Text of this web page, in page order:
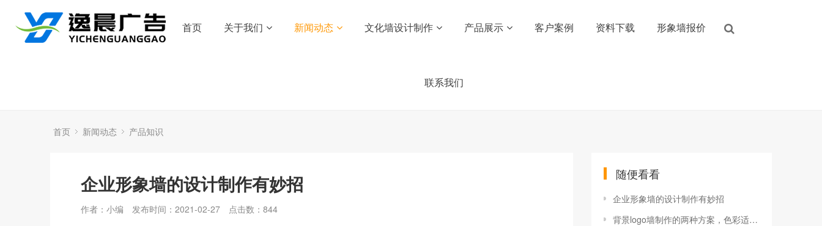
首页 关于我们 新闻动态 文化墙设计制作 产品展示 客户案例 资料下载 形象墙报价
联系我们
首页 新闻动态 产品知识
企业形象墙的设计制作有妙招
作者：小编 发布时间：2021-02-27 点击数： 844
随便看看
企业形象墙的设计制作有妙招
背景logo墙制作的两种方案，色彩适合机构